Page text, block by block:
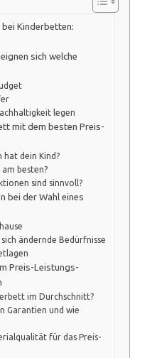
Kinderbetten:
sich welche
legen
mit dem besten Preis-
hat dein Kind?
besten?
sind sinnvoll?
bei der Wahl eines
ändernde Bedürfnisse
Preis-Leistungs-
im Durchschnitt?
Garantien und wie
für das Preis-